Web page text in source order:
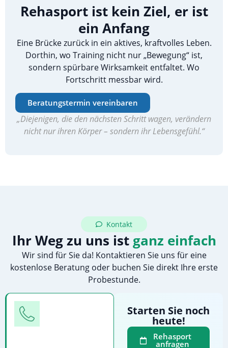
Rehasport ist kein Ziel, er ist
ein Anfang
Eine Brücke zurück in ein aktives, kraftvolles Leben.
Dorthin, wo Training nicht nur „Bewegung“ ist,
sondern spürbare Wirksamkeit entfaltet. Wo
Fortschritt messbar wird.
Beratungstermin vereinbaren
„Diejenigen, die den nächsten Schritt wagen, verändern
nicht nur ihren Körper – sondern ihr Lebensgefühl.“
Kontakt
Ihr Weg zu uns istganz einfach
Wir sind für Sie da! Kontaktieren Sie uns für eine
kostenlose Beratung oder buchen Sie direkt Ihre erste
Probestunde.
Telefon
Starten Sie noch
heute!
Rehasport
anfragen